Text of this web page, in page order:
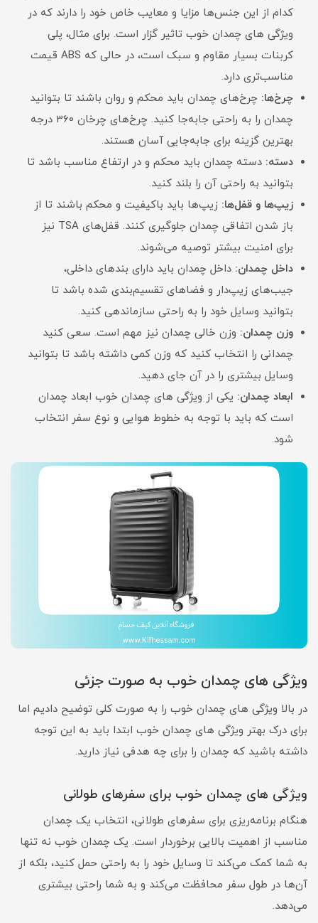
کدام از این جنس‌ها مزایا و معایب خاص خود را دارند که در
ویژگی های چمدان خوب تاثیر گزار است. برای مثال، پلی
کربنات بسیار مقاوم و سبک است، در حالی که ABS قیمت
مناسب‌تری دارد.
چرخ‌ها: چرخ‌های چمدان باید محکم و روان باشند تا بتوانید
چمدان را به راحتی جابه‌جا کنید. چرخ‌های چرخان 360 درجه
بهترین گزینه برای جابه‌جایی آسان هستند.
دسته: دسته چمدان باید محکم و در ارتفاع مناسب باشد تا
بتوانید به راحتی آن را بلند کنید.
زیپ‌ها و قفل‌ها: زیپ‌ها باید باکیفیت و محکم باشند تا از
باز شدن اتفاقی چمدان جلوگیری کنند. قفل‌های TSA نیز
برای امنیت بیشتر توصیه می‌شوند.
داخل چمدان: داخل چمدان باید دارای بندهای داخلی،
جیب‌های زیپ‌دار و فضاهای تقسیم‌بندی شده باشد تا
بتوانید وسایل خود را به راحتی سازماندهی کنید.
وزن چمدان: وزن خالی چمدان نیز مهم است. سعی کنید
چمدانی را انتخاب کنید که وزن کمی داشته باشد تا بتوانید
وسایل بیشتری را در آن جای دهید.
ابعاد چمدان: یکی از ویژگی های چمدان خوب ابعاد چمدان
است که باید با توجه به خطوط هوایی و نوع سفر انتخاب
شود.
ویژگی های چمدان خوب به صورت جزئی
در بالا ویژگی های چمدان خوب را به صورت کلی توضیح دادیم اما
برای درک بهتر ویژگی های چمدان خوب ابتدا باید به این توجه
داشته باشید که چمدان را برای چه هدفی نیاز دارید.
ویژگی های چمدان خوب برای سفرهای طولانی
هنگام برنامه‌ریزی برای سفرهای طولانی، انتخاب یک چمدان
مناسب از اهمیت بالایی برخوردار است. یک چمدان خوب نه تنها
به شما کمک می‌کند تا وسایل خود را به راحتی حمل کنید، بلکه از
آن‌ها در طول سفر محافظت می‌کند و به شما راحتی بیشتری
می‌دهد.